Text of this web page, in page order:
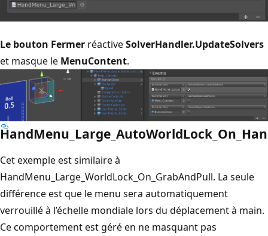
Le bouton Fermer réactiveSolverHandler.UpdateSolvers
et masque le MenuContent.
Cet exemple est similaire à
HandMenu_Large_WorldLock_On_GrabAndPull. La seule
différence est que le menu sera automatiquement
verrouillé à l’échelle mondiale lors du déplacement à main.
Ce comportement est géré en ne masquant pas